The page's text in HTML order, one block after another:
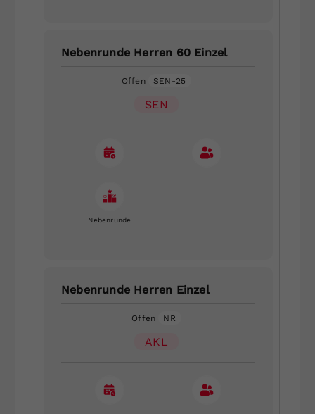
Nebenrunde Herren 60 Einzel
Offen SEN-25
SEN
Nebenrunde
Nebenrunde Herren Einzel
Offen NR
AKL